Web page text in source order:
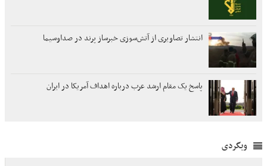
انتشار تصاویری از آتش‌سوزی خبرساز پرند در صداوسیما
پاسخ یک مقام ارشد عرب درباره اهداف آمریکا در ایران
وبگردی